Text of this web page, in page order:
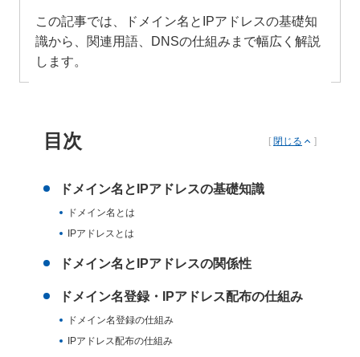
この記事では、ドメイン名とIPアドレスの基礎知
識から、関連用語、DNSの仕組みまで幅広く解説
します。
目次 [ 閉じる ]
ドメイン名とIPアドレスの基礎知識
ドメイン名とは
IPアドレスとは
ドメイン名とIPアドレスの関係性
ドメイン名登録・IPアドレス配布の仕組み
ドメイン名登録の仕組み
IPアドレス配布の仕組み